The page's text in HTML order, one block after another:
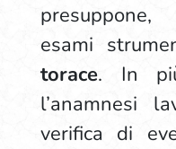
esami
torace. In
l’anamnesi
verifica di